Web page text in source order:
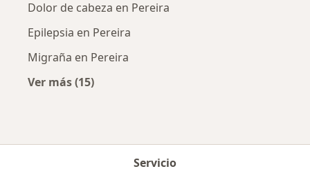
Dolor de cabeza en Pereira
Epilepsia en Pereira
Migraña en Pereira
Ver más (15)
Servicio